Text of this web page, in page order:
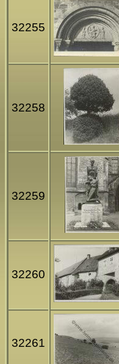
32255
32258
32259
32260
32261